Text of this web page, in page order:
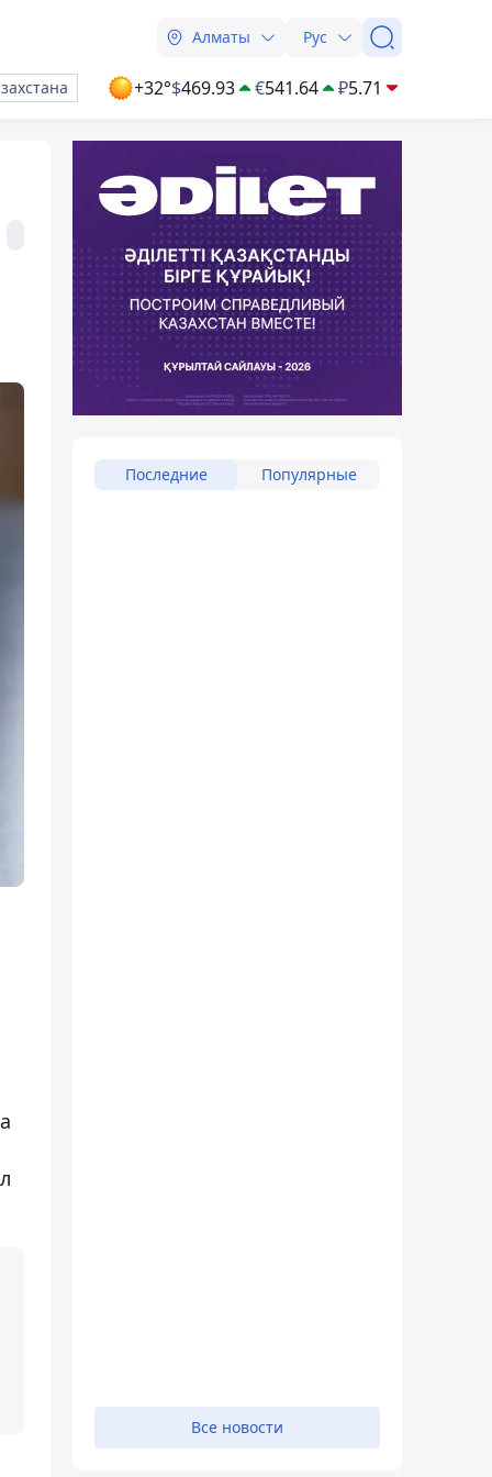
Алматы Рус
+32°$469.93 €541.64 ₽5.71
Последние Популярные
Все новости